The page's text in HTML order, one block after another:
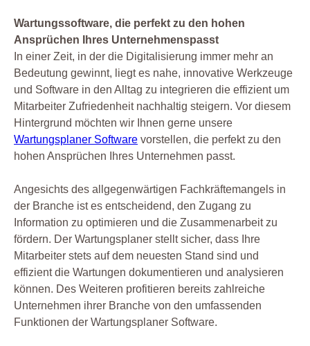
Wartungssoftware, die perfekt zu den hohen
Ansprüchen Ihres Unternehmenspasst
In einer Zeit, in der die Digitalisierung immer mehr an
Bedeutung gewinnt, liegt es nahe, innovative Werkzeuge
und Software in den Alltag zu integrieren die effizient um
Mitarbeiter Zufriedenheit nachhaltig steigern. Vor diesem
Hintergrund möchten wir Ihnen gerne unsere
Wartungsplaner Software vorstellen, die perfekt zu den
hohen Ansprüchen Ihres Unternehmen passt.
Angesichts des allgegenwärtigen Fachkräftemangels in
der Branche ist es entscheidend, den Zugang zu
Information zu optimieren und die Zusammenarbeit zu
fördern. Der Wartungsplaner stellt sicher, dass Ihre
Mitarbeiter stets auf dem neuesten Stand sind und
effizient die Wartungen dokumentieren und analysieren
können. Des Weiteren profitieren bereits zahlreiche
Unternehmen ihrer Branche von den umfassenden
Funktionen der Wartungsplaner Software.